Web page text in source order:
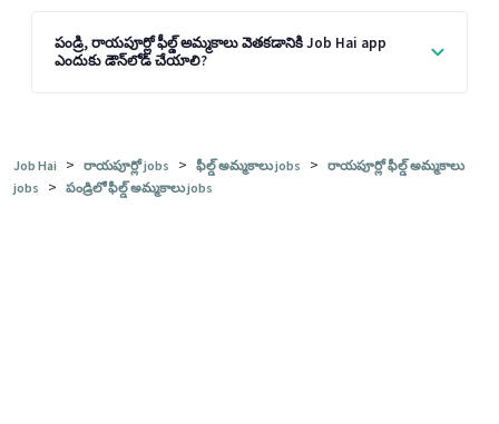
పండ్రి, రాయపూర్లో ఫీల్డ్ అమ్మకాలు వెతకడానికి Job Hai app
ఎందుకు డౌన్‌లోడ్ చేయాలి?
Job Hai > రాయపూర్లో jobs > ఫీల్డ్ అమ్మకాలు jobs > రాయపూర్లో ఫీల్డ్ అమ్మకాలు
jobs > పండ్రిలో ఫీల్డ్ అమ్మకాలు jobs